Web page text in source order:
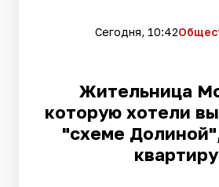
Сегодня, 10:42
Жительница
которую хотели
"схеме
квартиру